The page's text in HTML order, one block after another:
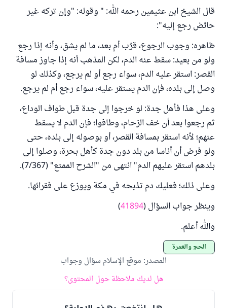
قال الشيخ ابن عثيمين رحمه الله: " وقوله: "وإن تركه غير
حائض رجع إليه":
ظاهره: وجوب الرجوع، قرُب أم بعد، ما لم يشق، وأنه إذا رجع
ولو من بعيد: سقط عنه الدم، لكن المذهب أنه إذا جاوز مسافة
القصر: استقر عليه الدم، سواء رجع أو لم يرجع، وكذلك لو
وصل إلى بلده، فإن الدم يستقر عليه، سواء رجع أم لم يرجع.
وعلى هذا فأهل جدة: لو خرجوا إلى جدة قبل طواف الوداع،
ثم رجعوا بعد أن خف الزحام، وطافوا؛ فإن الدم لا يسقط
عنهم؛ لأنه استقر بمسافة القصر، أو بوصوله إلى بلده، حتى
ولو فرض أن أناسا من بلد دون جدة كأهل بحرة، وصلوا إلى
بلدهم استقر عليهم الدم" انتهى من "الشرح الممتع" (7/367).
وعلى ذلك؛ فعليك دم تذبحه في مكة ويوزع على فقرائها.
وينظر جواب السؤال (41894
)
والله أعلم.
الحج والعمرة
المصدر: موقع الإسلام سؤال وجواب
هل لديك ملاحظة حول المحتوى؟